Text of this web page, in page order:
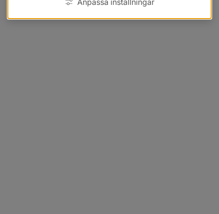
Anpassa inställningar